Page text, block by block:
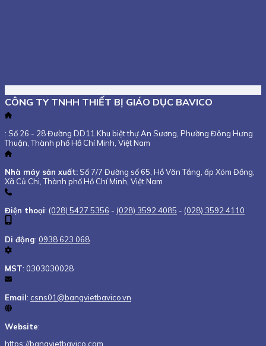
CÔNG TY TNHH THIẾT BỊ GIÁO DỤC BAVICO
: Số 26 - 28 Đường DD11 Khu biệt thự An Sương, Phường Đông Hưng
Thuận, Thành phố Hồ Chí Minh, Việt Nam
Nhà máy sản xuất: Số 7/7 Đường số 65, Hồ Văn Tắng, ấp Xóm Đồng,
Xã Củ Chi, Thành phố Hồ Chí Minh, Việt Nam
Điện thoại: (028) 5427 5356 - (028) 3592 4085 - (028) 3592 4110
Di động: 0938 623 068
MST: 0303030028
Email: csns01@bangvietbavico.vn
Website:
https://bangvietbavico.com